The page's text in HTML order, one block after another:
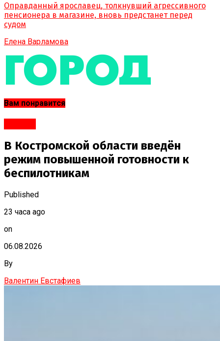
Оправданный ярославец, толкнувший агрессивного
пенсионера в магазине, вновь предстанет перед
судом
Елена Варламова
Вам понравится
В Костромской области введён
режим повышенной готовности к
беспилотникам
Published
23 часа ago
on
06.08.2026
By
Валентин Евстафиев